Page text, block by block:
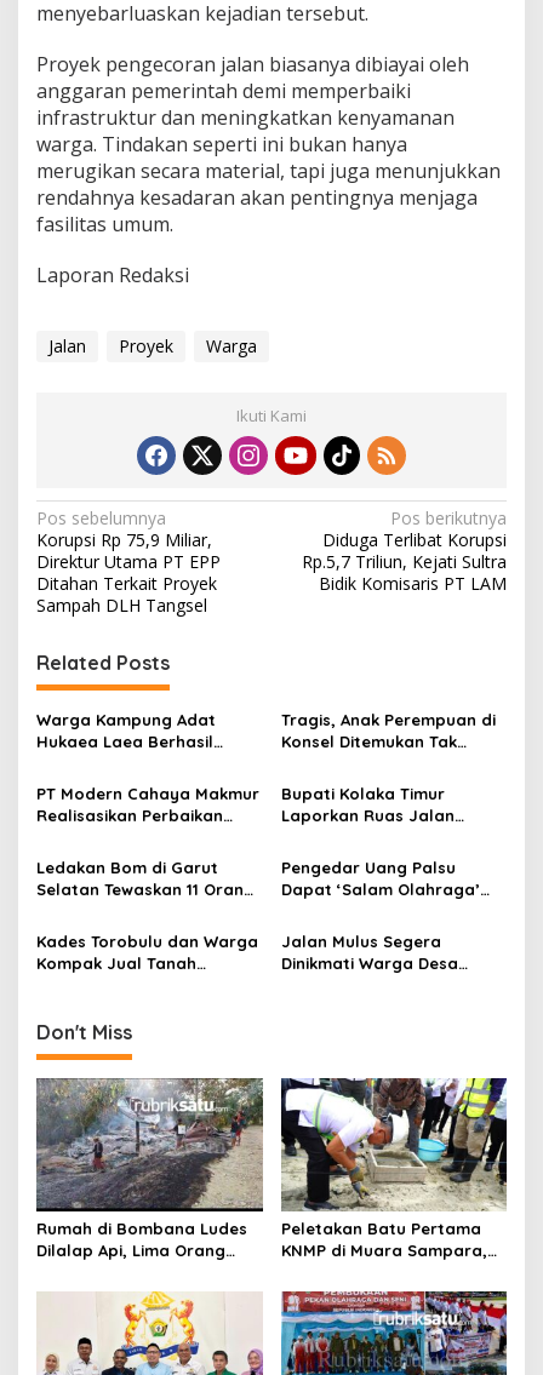
menyebarluaskan kejadian tersebut.
Proyek pengecoran jalan biasanya dibiayai oleh
anggaran pemerintah demi memperbaiki
infrastruktur dan meningkatkan kenyamanan
warga. Tindakan seperti ini bukan hanya
merugikan secara material, tapi juga menunjukkan
rendahnya kesadaran akan pentingnya menjaga
fasilitas umum.
Laporan Redaksi
Jalan Proyek Warga
Ikuti Kami
N
a
v
i
g
a
s
i
p
o
s
Pos sebelumnya
Korupsi Rp 75,9 Miliar,
Direktur Utama PT EPP
Ditahan Terkait Proyek
Sampah DLH Tangsel
Pos berikutnya
Diduga Terlibat Korupsi
Rp.5,7 Triliun, Kejati Sultra
Bidik Komisaris PT LAM
Related Posts
Warga Kampung Adat
Hukaea Laea Berhasil
Resahkan Ternak dan
Warga
Tragis, Anak Perempuan di
Konsel Ditemukan Tak
PT Modern Cahaya Makmur
Realisasikan Perbaikan
Didukung Penuh Pemkab
Konawe
Bupati Kolaka Timur
Laporkan Ruas Jalan
Gubernur Sultra, Ini
Hasilnya
Ledakan Bom di Garut
Selatan Tewaskan 11 Orang,
Pengedar Uang Palsu
Dapat ‘Salam Olahraga’
Ranca Iyuh, Panongan
Kades Torobulu dan Warga
Kompak Jual Tanah
Jalan Mulus Segera
Dinikmati Warga Desa
Don't Miss
Rumah di Bombana Ludes
Dilalap Api, Lima Orang
Dunia
Peletakan Batu Pertama
KNMP di Muara Sampara,
Jemput Program Pusat